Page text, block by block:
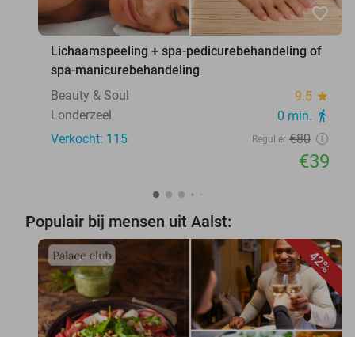
favorite_border
Lichaamspeeling + spa-pedicurebehandeling of
spa-manicurebehandeling
Beauty & Soul
9.5 star
Londerzeel 0 min. directions_walk
Verkocht: 115 Regulier €80
€39
Populair bij mensen uit Aalst:
42%